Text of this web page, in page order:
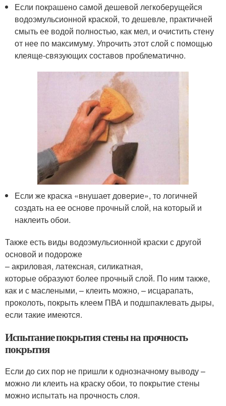
Если покрашено самой дешевой легкоберущейся
водоэмульсионной краской, то дешевле, практичней
смыть ее водой полностью, как мел, и очистить стену
от нее по максимуму. Упрочить этот слой с помощью
клеяще-связующих составов проблематично.
Если же краска «внушает доверие», то логичней
создать на ее основе прочный слой, на который и
наклеить обои.
Также есть виды водоэмульсионной краски с другой
основой и подороже
– акриловая, латексная, силикатная,
которые образуют более прочный слой. По ним также,
как и с маслеными, – клеить можно, – исцарапать,
проколоть, покрыть клеем ПВА и подшпаклевать дыры,
если такие имеются.
Испытание покрытия стены на прочность
покрытия
Если до сих пор не пришли к однозначному выводу –
можно ли клеить на краску обои, то покрытие стены
можно испытать на прочность слоя.